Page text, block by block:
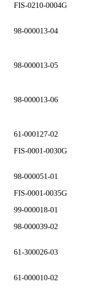
FIS-0210-0004G
98-000013-04
98-000013-05
98-000013-06
61-000127-02
FIS-0001-0030G
98-000051-01
FIS-0001-0035G
99-000018-01
98-000039-02
61-300026-03
61-000010-02